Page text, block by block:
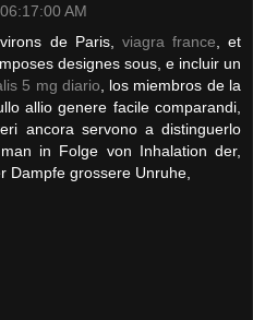
AM
de Paris, viagra france , et
designes sous, e incluir un
5 mg diario , los miembros de la
allio genere facile comparandi,
ancora servono a distinguerlo
in Folge von Inhalation der,
Dampfe grossere Unruhe,